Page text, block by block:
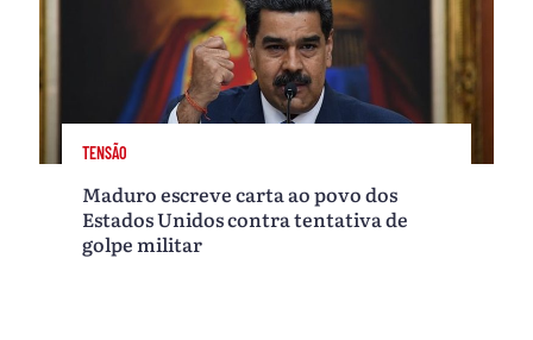
TENSÃO
Maduro escreve carta ao povo dos
Estados Unidos contra tentativa de
golpe militar